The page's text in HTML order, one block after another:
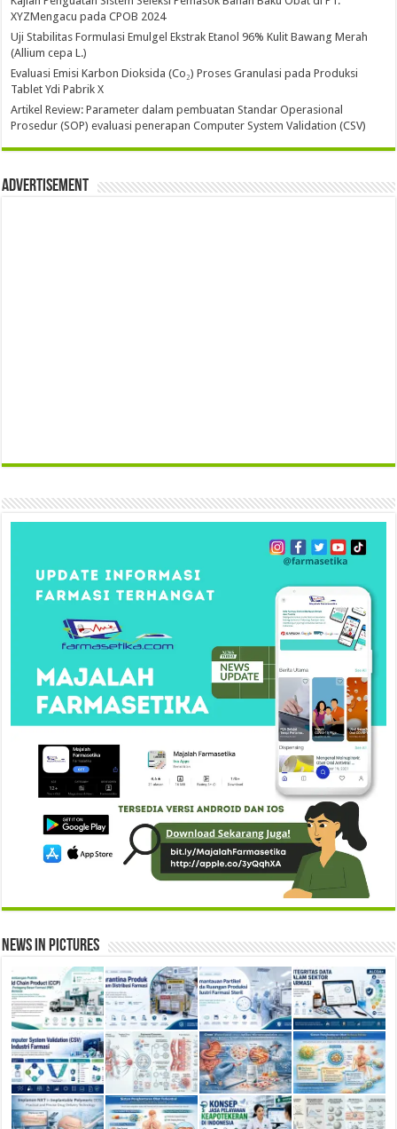
XYZMengacu pada CPOB 2024
Uji Stabilitas Formulasi Emulgel Ekstrak Etanol 96% Kulit Bawang Merah
(Allium cepa L.)
Evaluasi Emisi Karbon Dioksida (Co₂) Proses Granulasi pada Produksi
Tablet Ydi Pabrik X
Artikel Review: Parameter dalam pembuatan Standar Operasional
Prosedur (SOP) evaluasi penerapan Computer System Validation (CSV)
Advertisement
News in Pictures